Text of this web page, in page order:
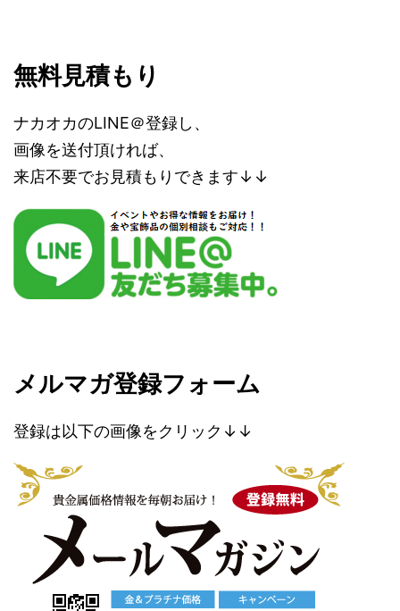
無料見積もり
ナカオカのLINE＠登録し、
画像を送付頂ければ、
来店不要でお見積もりできます↓↓
メルマガ登録フォーム
登録は以下の画像をクリック↓↓